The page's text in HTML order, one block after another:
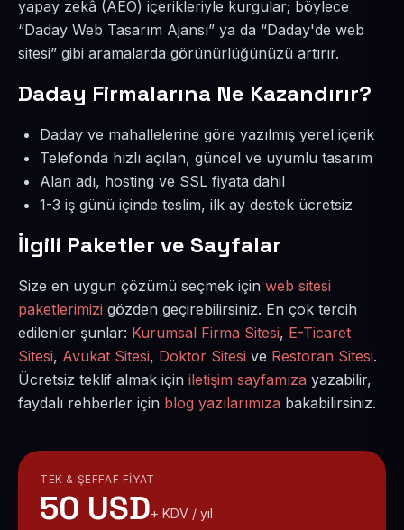
yapay zekâ (AEO) içerikleriyle kurgular; böylece
“Daday Web Tasarım Ajansı” ya da “Daday'de web
sitesi” gibi aramalarda görünürlüğünüzü artırır.
Daday Firmalarına Ne Kazandırır?
Daday ve mahallelerine göre yazılmış yerel içerik
Telefonda hızlı açılan, güncel ve uyumlu tasarım
Alan adı, hosting ve SSL fiyata dahil
1-3 iş günü içinde teslim, ilk ay destek ücretsiz
İlgili Paketler ve Sayfalar
Size en uygun çözümü seçmek için web sitesi
paketlerimizi gözden geçirebilirsiniz. En çok tercih
edilenler şunlar: Kurumsal Firma Sitesi, E-Ticaret
Sitesi, Avukat Sitesi, Doktor Sitesi ve Restoran Sitesi.
Ücretsiz teklif almak için iletişim sayfamıza yazabilir,
faydalı rehberler için blog yazılarımıza bakabilirsiniz.
TEK & ŞEFFAF FIYAT
50 USD+ KDV / yıl